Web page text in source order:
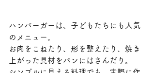
ハンバーガーは、子どもたちにも人気
のメニュー。
お肉をこねたり、形を整えたり、焼き
上がった具材をパンにはさんだり。